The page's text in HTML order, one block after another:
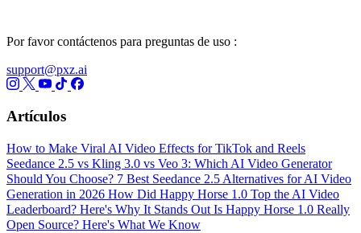
Por favor contáctenos para preguntas de uso :
support@pxz.ai
Artículos
How to Make Viral AI Video Effects for TikTok and Reels
Seedance 2.5 vs Kling 3.0 vs Veo 3: Which AI Video Generator
Should You Choose? 7 Best Seedance 2.5 Alternatives for AI Video
Generation in 2026 How Did Happy Horse 1.0 Top the AI Video
Leaderboard? Here's Why It Stands Out Is Happy Horse 1.0 Really
Open Source? Here's What We Know